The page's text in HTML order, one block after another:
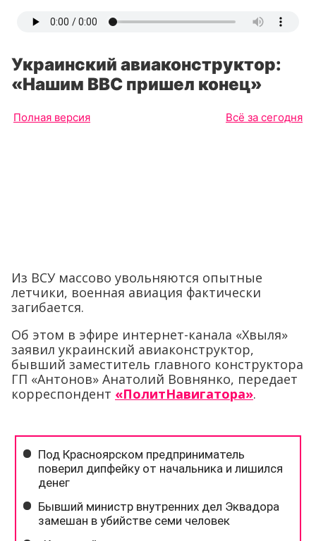
Украинский авиаконструктор:
«Нашим ВВС пришел конец»
Полная версия Всё за сегодня
Из ВСУ массово увольняются опытные
летчики, военная авиация фактически
загибается.
Об этом в эфире интернет-канала «Хвыля»
заявил украинский авиаконструктор,
бывший заместитель главного конструктора
ГП «Антонов» Анатолий Вовнянко, передает
корреспондент «ПолитНавигатора».